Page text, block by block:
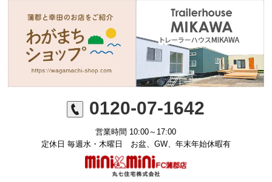
0120-07-1642
営業時間 10:00～17:00
定休日 毎週水・木曜日 お盆、GW、年末年始休暇有